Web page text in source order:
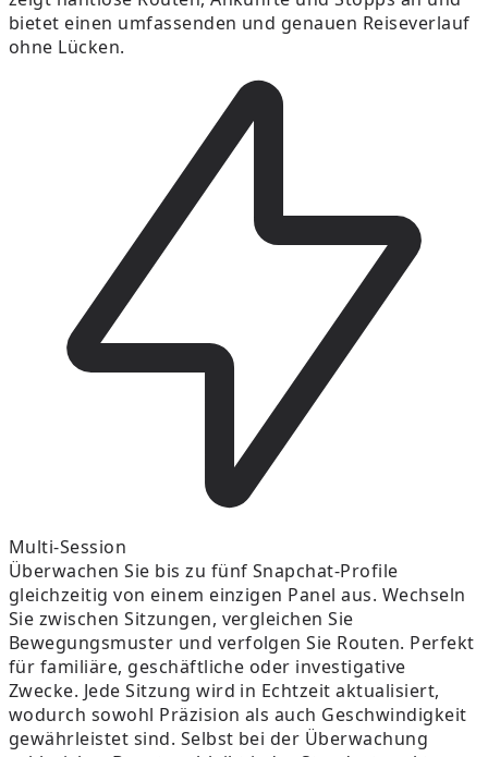
bietet einen umfassenden und genauen Reiseverlauf
ohne Lücken.
Multi-Session
Überwachen Sie bis zu fünf Snapchat-Profile
gleichzeitig von einem einzigen Panel aus. Wechseln
Sie zwischen Sitzungen, vergleichen Sie
Bewegungsmuster und verfolgen Sie Routen. Perfekt
für familiäre, geschäftliche oder investigative
Zwecke. Jede Sitzung wird in Echtzeit aktualisiert,
wodurch sowohl Präzision als auch Geschwindigkeit
gewährleistet sind. Selbst bei der Überwachung